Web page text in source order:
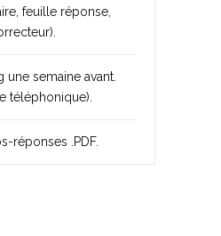
feuille réponse,
une semaine avant.
téléphonique).
réponses .PDF.